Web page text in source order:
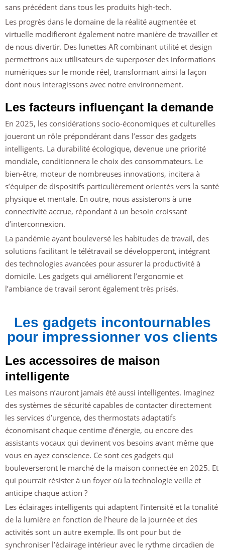
sans précédent dans tous les produits high-tech.
Les progrès dans le domaine de la réalité augmentée et
virtuelle modifieront également notre manière de travailler et
de nous divertir. Des lunettes AR combinant utilité et design
permettrons aux utilisateurs de superposer des informations
numériques sur le monde réel, transformant ainsi la façon
dont nous interagissons avec notre environnement.
Les facteurs influençant la demande
En 2025, les considérations socio-économiques et culturelles
joueront un rôle prépondérant dans l’essor des gadgets
intelligents. La durabilité écologique, devenue une priorité
mondiale, conditionnera le choix des consommateurs. Le
bien-être, moteur de nombreuses innovations, incitera à
s’équiper de dispositifs particulièrement orientés vers la santé
physique et mentale. En outre, nous assisterons à une
connectivité accrue, répondant à un besoin croissant
d’interconnexion.
La pandémie ayant bouleversé les habitudes de travail, des
solutions facilitant le télétravail se développeront, intégrant
des technologies avancées pour assurer la productivité à
domicile. Les gadgets qui améliorent l’ergonomie et
l’ambiance de travail seront également très prisés.
Les gadgets incontournables
pour impressionner vos clients
Les accessoires de maison
intelligente
Les maisons n’auront jamais été aussi intelligentes. Imaginez
des systèmes de sécurité capables de contacter directement
les services d’urgence, des thermostats adaptatifs
économisant chaque centime d’énergie, ou encore des
assistants vocaux qui devinent vos besoins avant même que
vous en ayez conscience. Ce sont ces gadgets qui
bouleverseront le marché de la maison connectée en 2025. Et
qui pourrait résister à un foyer où la technologie veille et
anticipe chaque action ?
Les éclairages intelligents qui adaptent l’intensité et la tonalité
de la lumière en fonction de l’heure de la journée et des
activités sont un autre exemple. Ils ont pour but de
synchroniser l’éclairage intérieur avec le rythme circadien de